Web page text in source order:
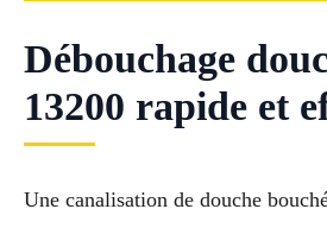
Débouchage
13200 rapide et
Une canalisation de douche